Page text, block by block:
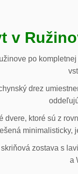
v
po
drez
dvere, ktoré sú z
minimalisticky,
zostava s
a